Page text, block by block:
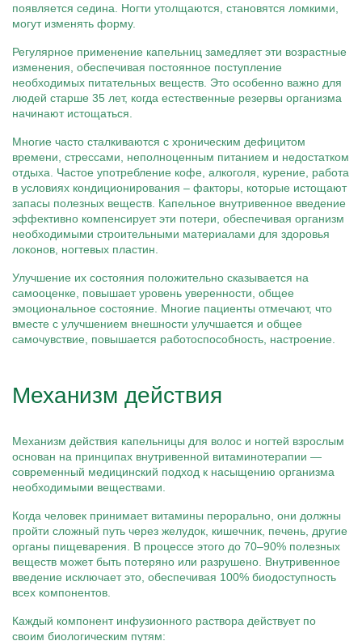
появляется седина. Ногти утолщаются, становятся ломкими,
могут изменять форму.
Регулярное применение капельниц замедляет эти возрастные
изменения, обеспечивая постоянное поступление
необходимых питательных веществ. Это особенно важно для
людей старше 35 лет, когда естественные резервы организма
начинают истощаться.
Многие часто сталкиваются с хроническим дефицитом
времени, стрессами, неполноценным питанием и недостатком
отдыха. Частое употребление кофе, алкоголя, курение, работа
в условиях кондиционирования – факторы, которые истощают
запасы полезных веществ. Капельное внутривенное введение
эффективно компенсирует эти потери, обеспечивая организм
необходимыми строительными материалами для здоровья
локонов, ногтевых пластин.
Улучшение их состояния положительно сказывается на
самооценке, повышает уровень уверенности, общее
эмоциональное состояние. Многие пациенты отмечают, что
вместе с улучшением внешности улучшается и общее
самочувствие, повышается работоспособность, настроение.
Механизм действия
Механизм действия капельницы для волос и ногтей взрослым
основан на принципах внутривенной витаминотерапии —
современный медицинский подход к насыщению организма
необходимыми веществами.
Когда человек принимает витамины перорально, они должны
пройти сложный путь через желудок, кишечник, печень, другие
органы пищеварения. В процессе этого до 70–90% полезных
веществ может быть потеряно или разрушено. Внутривенное
введение исключает это, обеспечивая 100% биодоступность
всех компонентов.
Каждый компонент инфузионного раствора действует по
своим биологическим путям: